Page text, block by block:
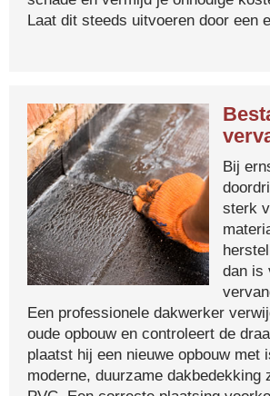
Laat dit steeds uitvoeren door een
Bij
sterk
dan is
Een professionele dakwerker
oude opbouw en controleert de
plaatst hij een nieuwe opbouw met
moderne, duurzame dakbedekking